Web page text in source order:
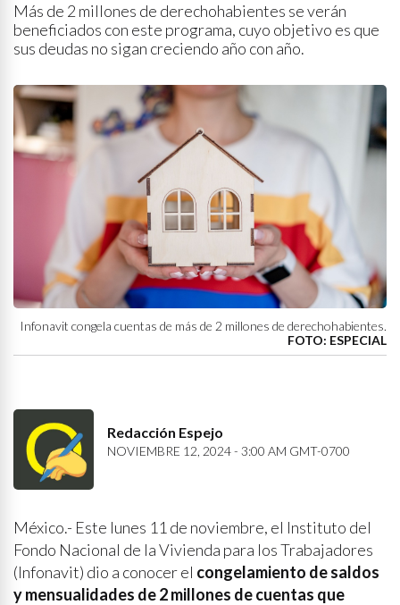
Más de 2 millones de derechohabientes se verán
beneficiados con este programa, cuyo objetivo es que
sus deudas no sigan creciendo año con año.
Infonavit congela cuentas de más de 2 millones de derechohabientes.
FOTO: ESPECIAL
Redacción Espejo
NOVIEMBRE 12, 2024 - 3:00 AM GMT-0700
México.- Este lunes 11 de noviembre, el Instituto del
Fondo Nacional de la Vivienda para los Trabajadores
(Infonavit) dio a conocer el congelamiento de saldos
y mensualidades de 2 millones de cuentas que